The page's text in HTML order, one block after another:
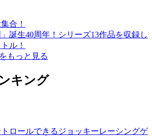
合！
誕生40周年！シリーズ13作品を収録し
ル！
もっと見る
キング
ロールできるジョッキーレーシングゲ